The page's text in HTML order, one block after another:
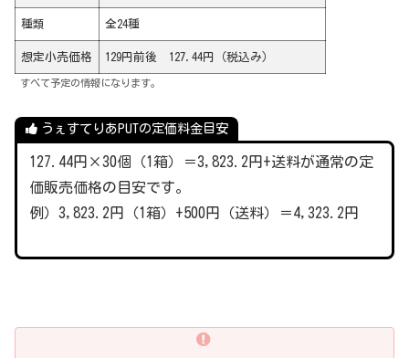
種類 全24種
想定小売価格 129円前後 127.44円（税込み）
すべて予定の情報になります。
うぇすてりあPUTの定価料金目安
127.44円×30個（1箱）＝3,823.2円+送料が通常の定
価販売価格の目安です。
例）3,823.2円（1箱）+500円（送料）＝4,323.2円